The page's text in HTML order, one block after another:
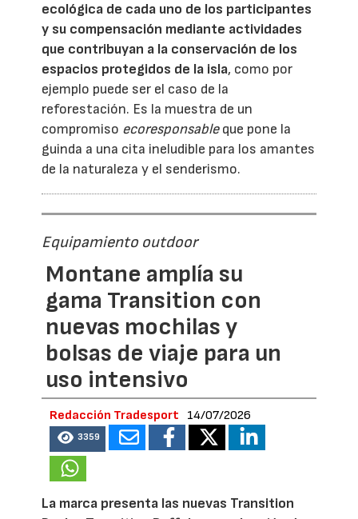
ecológica de cada uno de los participantes
y su compensación mediante actividades
que contribuyan a la conservación de los
espacios protegidos de la isla, como por
ejemplo puede ser el caso de la
reforestación. Es la muestra de un
compromiso ecoresponsableque pone la
guinda a una cita ineludible para los amantes
de la naturaleza y el senderismo.
Equipamiento outdoor
Montane amplía su
gama Transition con
nuevas mochilas y
bolsas de viaje para un
uso intensivo
Redacción Tradesport 14/07/2026
3359
La marca presenta las nuevas Transition